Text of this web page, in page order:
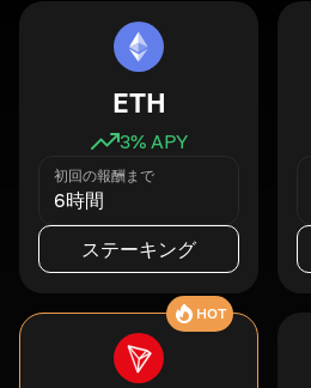
ETH
3% APY
初回の報酬まで
6時間
ステーキング
HOT